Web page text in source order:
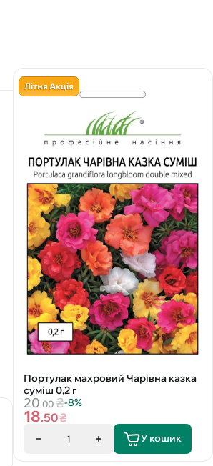
Літня Акція
Портулак махровий Чарівна казка
суміш 0,2 г
20.00 ₴-8%
18.50₴
1 У кошик